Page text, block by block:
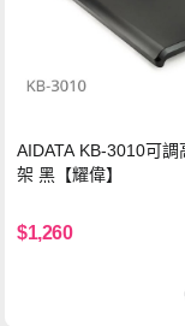
AIDATA KB-3010可調
架 黑【耀偉】
$1,260